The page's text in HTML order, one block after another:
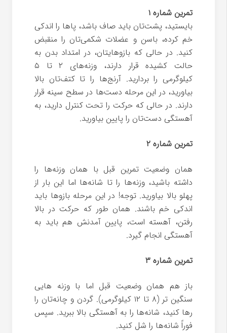
تمرین شماره ۱
بایستید، پشت‌تان باید صاف باشد، پاها را اندکی
خم کرده، باسن و عضلات شکمی‌تان را منقبض
کنید. در حالی که بازوهایتان، در امتداد بدن به
حالت کشیده قرار دارند، وزنه‌های ۲ تا ۵
کیلوگرمی را بردارید. آرنج‌ها را تا کتف‌تان بالا
بیاورید، در این مرحله دست‌ها در سطح سینه قرار
دارند. در حالی که حرکت را تحت کنترل دارید، به
آهستگی دست‌‌‌تان را پایین بیاورید.
تمرین شماره ۲
همان وضعیت تمرین قبل با همان وزنه‌ها را
داشته باشید، وزنه‌ها را تا شانه‌ها اما این بار از
پهلو بالا بیاورید. توجه! در این مرحله بازوها باید
اندکی خم باشند. همان طور که حرکت در بالا
رفتن، آهسته است، پایین آمدنش هم باید به
آهستگی انجام گیرد.
تمرین شماره ۳
باز هم همان وضعیت قبل اما با وزنه هایی
سنگین تر (۸ تا ۱۲ کیلوگرمی). گردن و چانه‌تان را
رها کنید، شانه‌‌ها را به آهستگی بالا ببرید. سپس
فوراً شانه‌ها را شل کنید.